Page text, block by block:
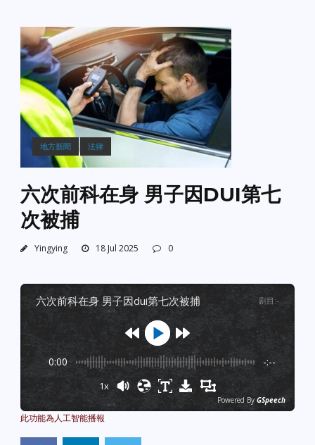
地方新聞 法律
六次前科在身 男子因DUI第七
次被捕
Yingying 18 Jul 2025 0
六次前科在身 男子因dui第七次被捕 剧目 :-
0:00 -:--
1x
Powered By GSpeech